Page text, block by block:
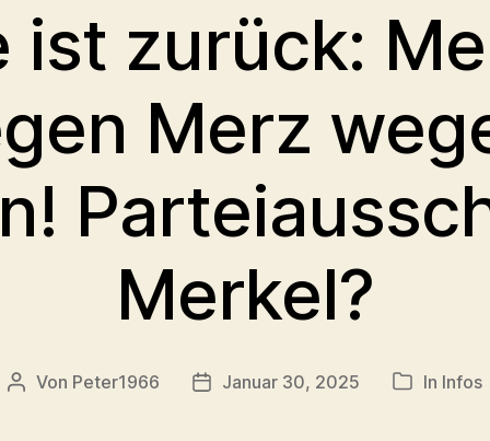
ist zurück:
Merz
Merkel?
Beitragsautor
Von Peter1966 Veröffentlichungsdatum
Januar 30, 2025 In Infos